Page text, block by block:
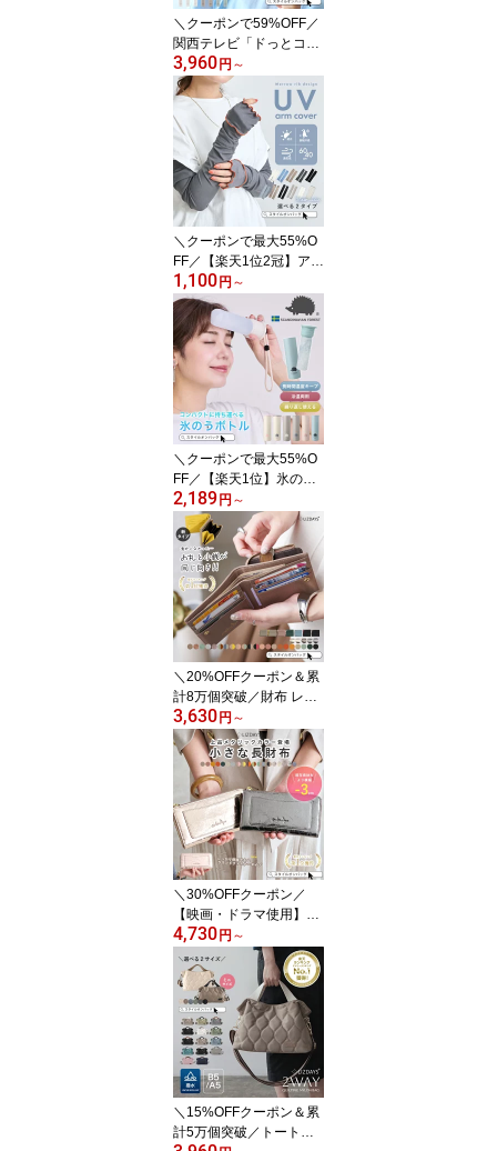
＼クーポンで59%OFF／
関西テレビ「ドっとコネ
クト」で紹介 LIZDAYS
ハンディファン 冷却プレ
ート 強風 大風量 爆風 19
9段階 ハンディ 扇風機 小
型 冷却 充電式 手持ち 卓
上 小型扇風機 携帯 熱中
症対策 防災グッズ 冷却
モード モニター 軽量 ス
タイルオンバッグ 2026
3,960 円 ～
＼クーポンで最大55%O
FF／【楽天1位2冠】アー
ムカバー uvカット96%
以上 冷感 レディース uv
対策 uvケア くすみカラ
ー 指先 日焼け防止 紫外
線対策 接触冷感 ロング
丈 60cm 40cm 腕カバー
アームスリーブ 袖カバー
リブ メロウ おしゃれ 可
愛い 涼しい 夏 冷房対策
母の日
1,100 円 ～
＼クーポンで最大55%O
FF／【楽天1位】氷のう
氷嚢 持ち運び 携帯 ネッ
ククーラー 首 冷やす ス
ポーツ 水筒 魔法瓶 ステ
ンレスボトル 保冷 保温
冷温両用 アイシング 結
露しない 冷却 アイスパ
ック 冷温スティック 熱
中症対策 SCANDINAVIA
NFOREST スカンジナビ
アンフォレスト
2,189 円 ～
＼20%OFFクーポン＆累
計8万個突破／財布 レデ
ィース 本革 二つ折り財
布 札 小銭 同じ向き LIZD
AYS リズデイズ コンパ
クト さいふ カードケー
ス 小銭入れ 革 ミニサイ
ズ バイカラー タッセル
ギフト プレゼント L字フ
ァスナー おしゃれ スタ
イルオンバッグ 母の日
3,630 円 ～
＼30%OFFクーポン／
【映画・ドラマ使用】＼
楽天1位／財布 レディー
ス 長財布 短い 薄い l字フ
ァスナー 本革 小さい 財
布 軽量 ラウンドファス
ナー 大容量 ブランド お
しゃれ かわいい 大人 カ
ード入れ コンパクト ス
リム LIZDAYS リズデイ
ズ スタイルオンバッグ
4,730 円 ～
＼15%OFFクーポン＆累
計5万個突破／トートバ